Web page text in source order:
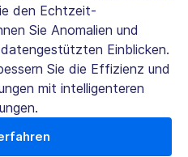
den Echtzeit-
Sie Anomalien und
Einblicken.
Sie die Effizienz und
mit intelligenteren